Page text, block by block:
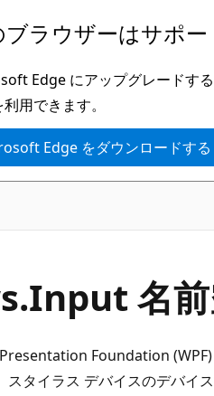
ブラウザーはサポー
Edge にアップグレードす
用できます。
Edge をダウンロードする
Input 名
Foundation (WPF)
スタイラス デバイスのデバイ